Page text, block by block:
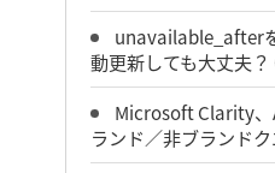
unavailable_after
動更新しても大丈夫
Microsoft Clarity
ランド／非ブランド